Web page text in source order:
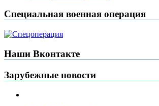
Специальная военная операция
Наши Вконтакте
Зарубежные новости